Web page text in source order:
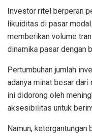
Investor ritel berperan
likuiditas di pasar
memberikan volume
dinamika pasar dengan
Pertumbuhan jumlah
adanya minat besar dari
ini didorong oleh
aksesibilitas untuk
Namun,